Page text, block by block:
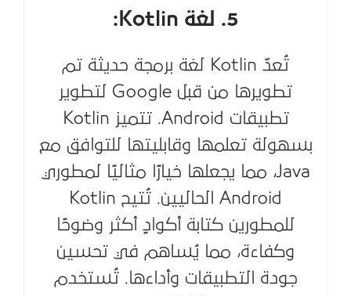
5. لغة Kotlin:
تُعدّ Kotlin لغة برمجة حديثة تم
تطويرها من قبل Google لتطوير
تطبيقات Android. تتميز Kotlin
بسهولة تعلمها وقابليتها للتوافق مع
Java، مما يجعلها خيارًا مثاليًا لمطوري
Android الحاليين. تُتيح Kotlin
للمطورين كتابة أكوادٍ أكثر وضوحًا
وكفاءة، مما يُساهم في تحسين
جودة التطبيقات وأداءها. تُستخدم